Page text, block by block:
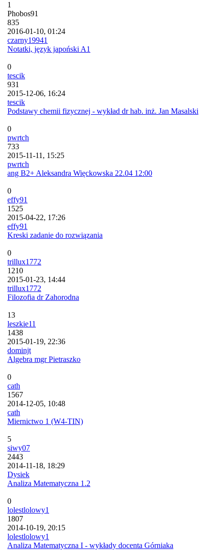
1
Phobos91
835
2016-01-10, 01:24
czarny19941
Notatki, język japoński A1
0
tescik
931
2015-12-06, 16:24
tescik
Podstawy chemii fizycznej - wykład dr hab. inż. Jan Masalski
0
pwrtch
733
2015-11-11, 15:25
pwrtch
ang B2+ Aleksandra Więckowska 22.04 12:00
0
effy91
1525
2015-04-22, 17:26
effy91
Kreski zadanie do rozwiązania
0
trillux1772
1210
2015-01-23, 14:44
trillux1772
Filozofia dr Zahorodna
13
leszkie11
1438
2015-01-19, 22:36
dominjt
Algebra mgr Pietraszko
0
cath
1567
2014-12-05, 10:48
cath
Miernictwo 1 (W4-TIN)
5
siwy07
2443
2014-11-18, 18:29
Dysiek
Analiza Matematyczna 1.2
0
lolestlolowy1
1807
2014-10-19, 20:15
lolestlolowy1
Analiza Matematyczna I - wykłady docenta Górniaka